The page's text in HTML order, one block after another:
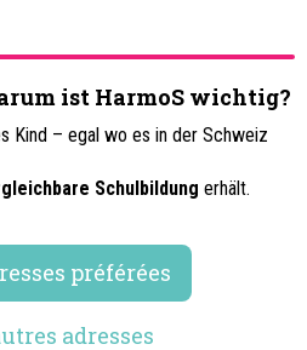
ist HarmoS wichtig?
Kind – egal wo es in der Schweiz
Schulbildung erhält.
préférées
adresses